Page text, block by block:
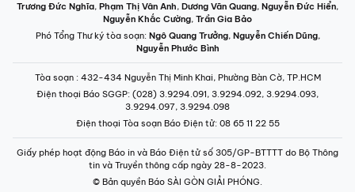
Trương Đức Nghĩa, Phạm Thị Vân Anh, Dương Văn Quang, Nguyễn Đức Hiển,
Nguyễn Khắc Cường, Trần Gia Bảo
Phó Tổng Thư ký tòa soạn: Ngô Quang Trưởng, Nguyễn Chiến Dũng,
Nguyễn Phước Bình
Tòa soạn : 432-434 Nguyễn Thị Minh Khai, Phường Bàn Cờ, TP.HCM
Điện thoại Báo SGGP: (028) 3.9294.091, 3.9294.092, 3.9294.093,
3.9294.097, 3.9294.098
Điện thoại Tòa soạn Báo Điện tử: 08 65 11 22 55
Giấy phép hoạt động Báo in và Báo Điện tử số 305/GP-BTTTT do Bộ Thông
tin và Truyền thông cấp ngày 28-8-2023.
© Bản quyền Báo SÀI GÒN GIẢI PHÓNG.